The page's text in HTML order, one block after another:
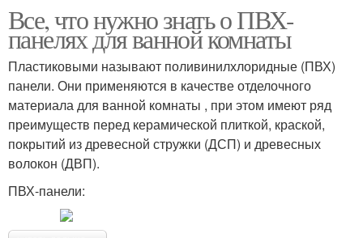
Все, что нужно знать о ПВХ-
панелях для ванной комнаты
Пластиковыми называют поливинилхлоридные (ПВХ)
панели. Они применяются в качестве отделочного
материала для ванной комнаты , при этом имеют ряд
преимуществ перед керамической плиткой, краской,
покрытий из древесной стружки (ДСП) и древесных
волокон (ДВП).
ПВХ-панели: